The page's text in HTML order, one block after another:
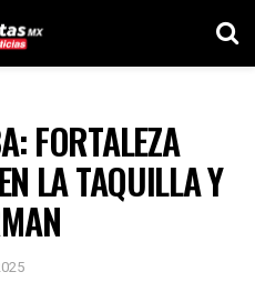
FORTALEZA
LA TAQUILLA Y